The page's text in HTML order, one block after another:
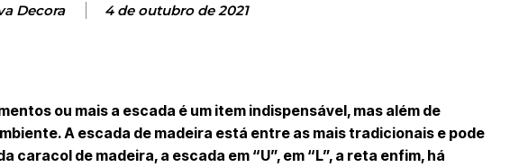
Decora 4 de outubro de 2021
ou mais a escada é um item indispensável, mas além de
A escada de madeira está entre as mais tradicionais e pode
de madeira, a escada em “U”, em “L”, a reta enfim, há